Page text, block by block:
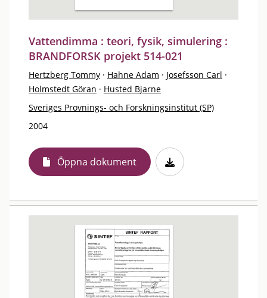
Vattendimma : teori, fysik, simulering :
BRANDFORSK projekt 514-021
Hertzberg Tommy · Hahne Adam · Josefsson Carl ·
Holmstedt Göran · Husted Bjarne
Sveriges Provnings- och Forskningsinstitut (SP)
2004
Öppna dokument